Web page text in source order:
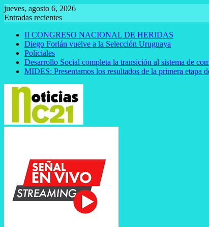
Saltar
al
jueves, agosto 6, 2026
Entradas recientes
II CONGRESO NACIONAL DE HERIDAS
Diego Forlán vuelve a la Selección Uruguaya
Policiales
Desarrollo Social completa la transición al sistema de
MIDES: Presentamos los resultados de la primera etapa